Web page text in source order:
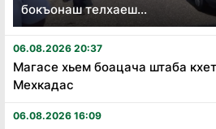
бокъонаш телхаеш...
06.08.2026 20:37
Магасе хьем боацача штаба
Мехкадас
06.08.2026 16:09